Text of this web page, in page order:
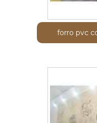
forro pvc